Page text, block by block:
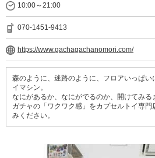
10:00～21:00
070-1451-9413
https://www.gachagachanomori.com/
森のように、迷路のように、フロアいっぱい
イマシン。
なにがあるか、なにがでるのか、開けてみる
ガチャの「ワクワク感」をカプセルトイ専門
みください。